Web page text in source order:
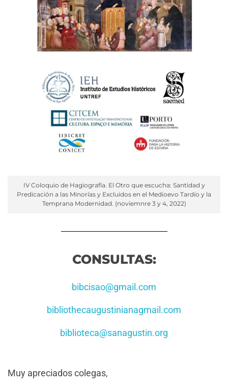
IV Coloquio de Hagiografía. El Otro que escucha: Santidad y
Predicación a las Minorías y Excluidos en el Medioevo Tardío y la
Temprana Modernidad. (noviemnre 3 y 4, 2022)
CONSULTAS:
bibcisao@gmail.com
bibliothecaugustinianagmail.com
biblioteca@sanagustin.org
Muy apreciados colegas,